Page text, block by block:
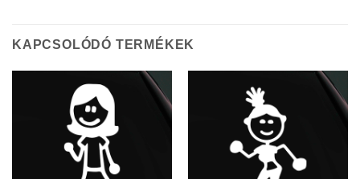
KAPCSOLÓDÓ TERMÉKEK